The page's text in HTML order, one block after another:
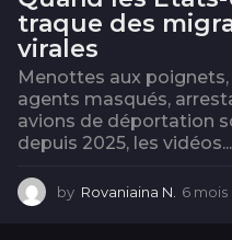
traque des
virales
Menottes aux poignets,
agents masqués,
avions de déportation
depuis 2025, les vidéos...
by Rovaniaina N. 6 mois